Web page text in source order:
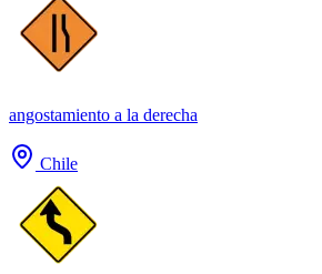
angostamiento a la derecha
Chile